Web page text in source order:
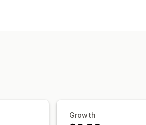
Tamaño del cursor
Destacar enlaces Línea de
Growth